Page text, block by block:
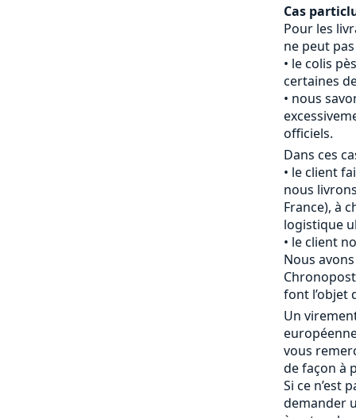
Cas
Pour les
ne peut
le colis
certaines
nous
officiels.
Dans ces
le client
nous
France), à
logistique
le client
Nous
font l’objet
Un
vous
de façon à
Si ce n’est
demander